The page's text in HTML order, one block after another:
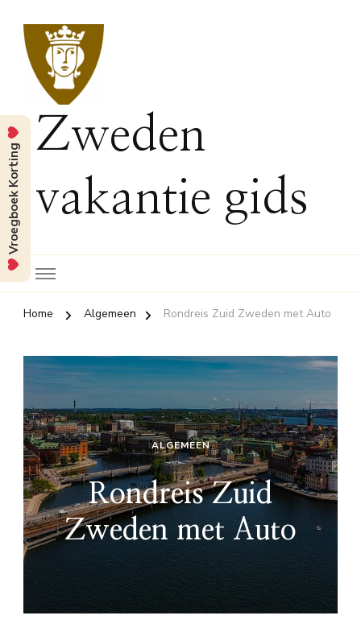
Zweden
vakantie gids
Home Algemeen Rondreis Zuid Zweden met Auto
ALGEMEEN
Rondreis Zuid
Zweden met Auto
Vroegboek Korting